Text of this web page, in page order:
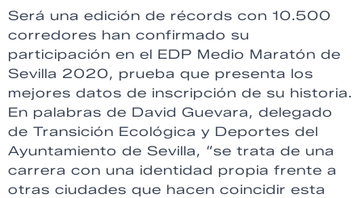
Será una edición de récords con 10.500
corredores han confirmado su
participación en el EDP Medio Maratón de
Sevilla 2020, prueba que presenta los
mejores datos de inscripción de su historia.
En palabras de David Guevara, delegado
de Transición Ecológica y Deportes del
Ayuntamiento de Sevilla, “se trata de una
carrera con una identidad propia frente a
otras ciudades que hacen coincidir esta